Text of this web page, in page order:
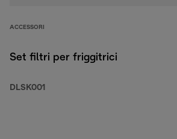
ACCESSORI
Set filtri per friggitrici
DLSK001